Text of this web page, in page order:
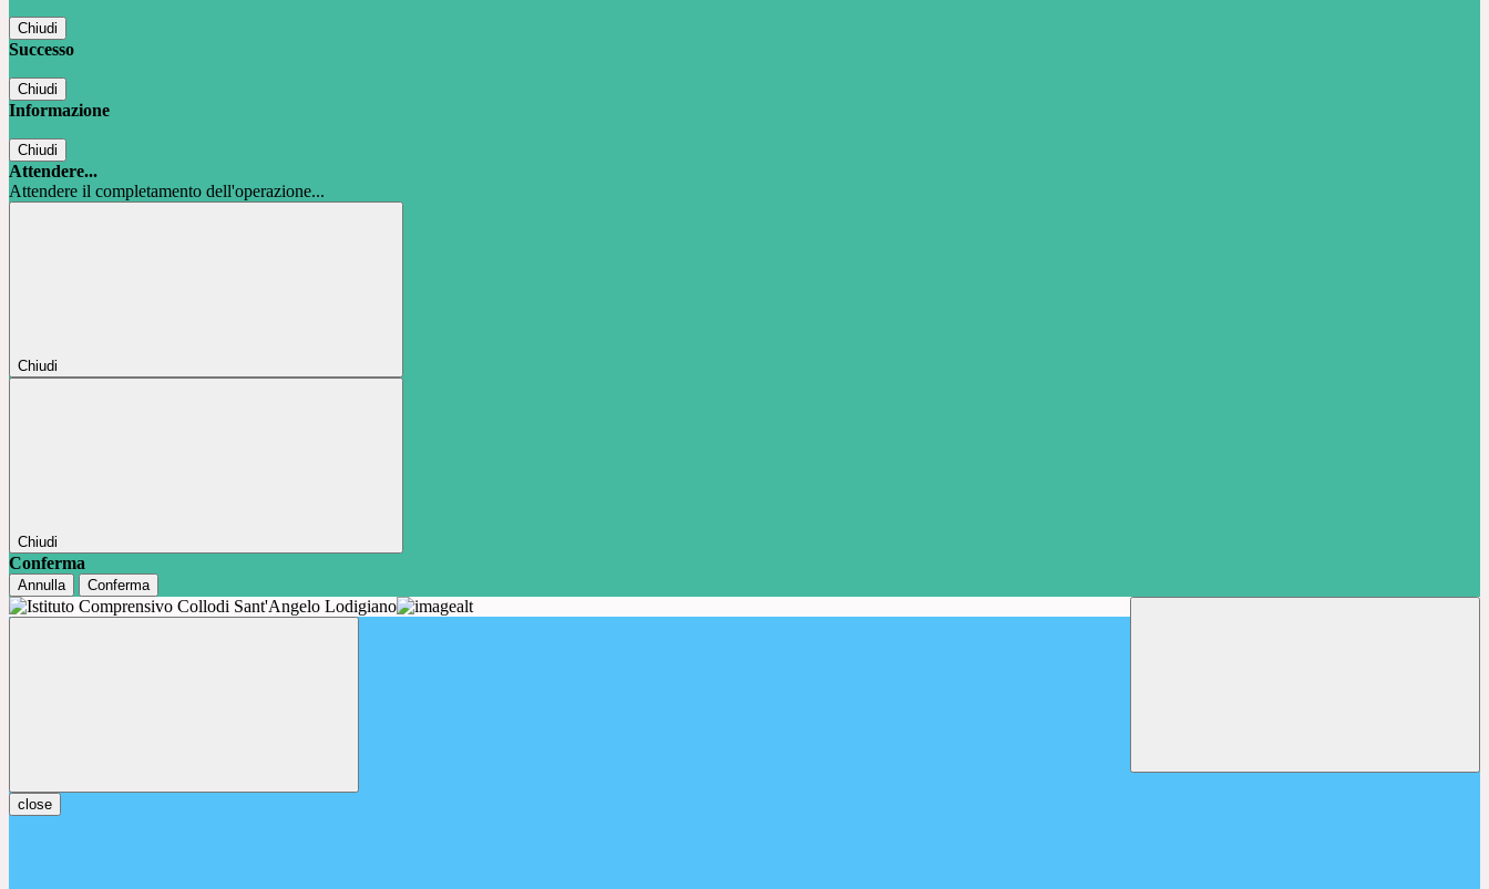
Chiudi
Successo
Chiudi
Informazione
Chiudi
Attendere...
Attendere il completamento dell'operazione...
Chiudi
Chiudi
Conferma
Annulla Conferma
close